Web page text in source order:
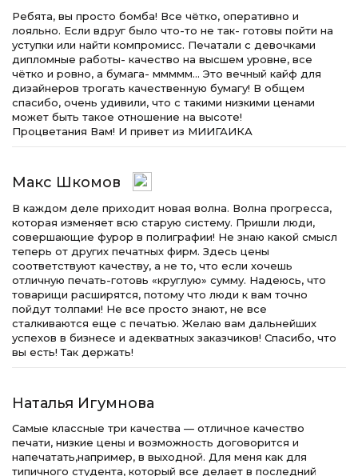
Ребята, вы просто бомба! Все чётко, оперативно и
лояльно. Если вдруг было что-то не так- готовы пойти на
уступки или найти компромисс. Печатали с девочками
дипломные работы- качество на высшем уровне, все
чётко и ровно, а бумага- ммммм… Это вечный кайф для
дизайнеров трогать качественную бумагу! В общем
спасибо, очень удивили, что с такими низкими ценами
может быть такое отношение на высоте!
Процветания Вам! И привет из МИИГАИКА
Макс Шкомов
В каждом деле приходит новая волна. Волна прогресса,
которая изменяет всю старую систему. Пришли люди,
совершающие фурор в полиграфии! Не знаю какой смысл
теперь от других печатных фирм. Здесь цены
соответствуют качеству, а не то, что если хочешь
отличную печать-готовь «круглую» сумму. Надеюсь, что
товарищи расширятся, потому что люди к вам точно
пойдут толпами! Не все просто знают, не все
сталкиваются еще с печатью. Желаю вам дальнейших
успехов в бизнесе и адекватных заказчиков! Спасибо, что
вы есть! Так держать!
Наталья Игумнова
Самые классные три качества — отличное качество
печати, низкие цены и возможность договорится и
напечатать,например, в выходной. Для меня как для
типичного студента, который все делает в последний